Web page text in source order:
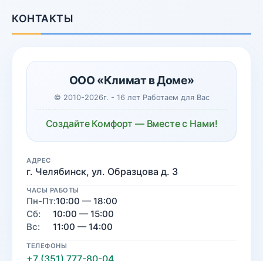
КОНТАКТЫ
ООО «Климат в Доме»
© 2010-2026г. - 16 лет Работаем для Вас
Создайте Комфорт — Вместе с Нами!
АДРЕС
г. Челябинск, ул. Образцова д. 3
ЧАСЫ РАБОТЫ
Пн-Пт:10:00 — 18:00
Сб:
10:00 — 15:00
Вс:
11:00 — 14:00
ТЕЛЕФОНЫ